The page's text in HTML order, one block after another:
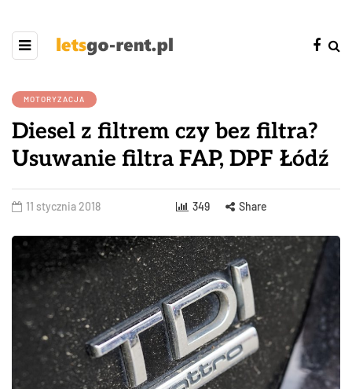
MOTORYZACJA
Diesel z filtrem czy bez filtra?
Usuwanie filtra FAP, DPF Łódź
11 stycznia 2018 349 Share